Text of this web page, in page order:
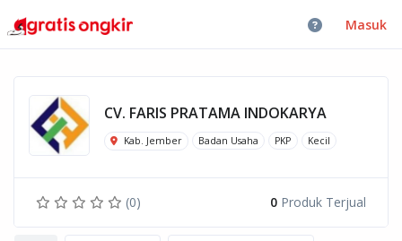
Masuk
CV. FARIS PRATAMA INDOKARYA
Kab. Jember Badan Usaha PKP Kecil
(0) 0 Produk Terjual